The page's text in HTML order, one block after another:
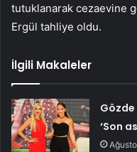
tutuklanarak cezaevine
Ergül tahliye oldu.
İlgili Makaleler
Gözde
‘Son